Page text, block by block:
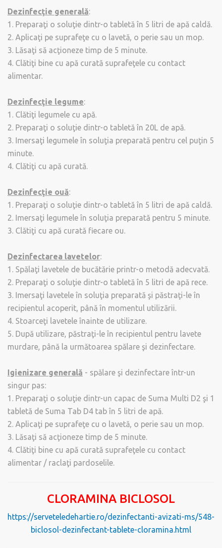
Dezinfecţie generală:
1. Preparaţi o soluţie dintr-o tabletă în 5 litri de apă caldă.
2. Aplicaţi pe suprafeţe cu o lavetă, o perie sau un mop.
3. Lăsaţi să acţioneze timp de 5 minute.
4. Clătiţi bine cu apă curată suprafeţele cu contact
alimentar.
Dezinfecţie legume:
1. Clătiţi legumele cu apă.
2. Preparaţi o soluţie dintr-o tabletă în 20L de apă.
3. Imersaţi legumele în soluţia preparată pentru cel puţin 5
minute.
4. Clătiţi cu apă curată.
Dezinfecţie ouă:
1. Preparaţi o soluţie dintr-o tabletă în 5 litri de apă caldă.
2. Imersaţi legumele în soluţia preparată pentru 5 minute.
3. Clătiţi cu apă curată fiecare ou.
Dezinfectarea lavetelor:
1. Spălaţi lavetele de bucătărie printr-o metodă adecvată.
2. Preparaţi o soluţie dintr-o tabletă în 5 litri de apă rece.
3. Imersaţi lavetele în soluţia preparată şi păstraţi-le în
recipientul acoperit, până în momentul utilizării.
4. Stoarceţi lavetele înainte de utilizare.
5. După utilizare, păstraţi-le în recipientul pentru lavete
murdare, până la următoarea spălare şi dezinfectare.
Igienizare generală - spălare şi dezinfectare într-un
singur pas:
1. Preparaţi o soluţie dintr-un capac de Suma Multi D2 şi 1
tabletă de Suma Tab D4 tab în 5 litri de apă.
2. Aplicaţi pe suprafeţe cu o lavetă, o perie sau un mop.
3. Lăsaţi să acţioneze timp de 5 minute.
4. Clătiţi bine cu apă curată suprafeţele cu contact
alimentar / raclaţi pardoselile.
CLORAMINA BICLOSOL
https://serveteledehartie.ro/dezinfectanti-avizati-ms/548-
biclosol-dezinfectant-tablete-cloramina.html